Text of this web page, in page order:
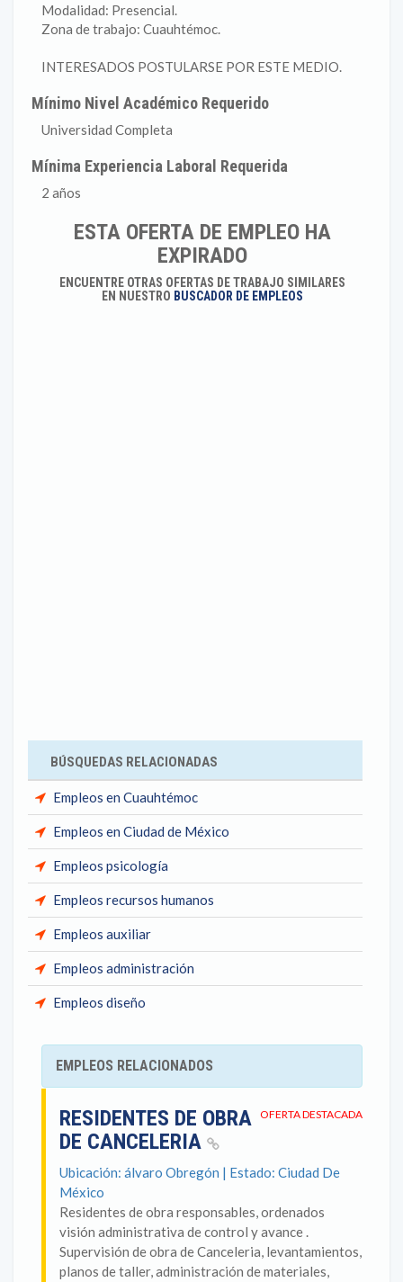
Modalidad: Presencial.
Zona de trabajo: Cuauhtémoc.
INTERESADOS POSTULARSE POR ESTE MEDIO.
Mínimo Nivel Académico Requerido
Universidad Completa
Mínima Experiencia Laboral Requerida
2 años
ESTA OFERTA DE EMPLEO HA
EXPIRADO
ENCUENTRE OTRAS OFERTAS DE TRABAJO SIMILARES
EN NUESTRO BUSCADOR DE EMPLEOS
BÚSQUEDAS RELACIONADAS
Empleos en Cuauhtémoc
Empleos en Ciudad de México
Empleos psicología
Empleos recursos humanos
Empleos auxiliar
Empleos administración
Empleos diseño
EMPLEOS RELACIONADOS
OFERTA DESTACADA
RESIDENTES DE OBRA
DE CANCELERIA
Ubicación: álvaro Obregón | Estado: Ciudad De
México
Residentes de obra responsables, ordenados
visión administrativa de control y avance .
Supervisión de obra de Canceleria, levantamientos,
planos de taller, administración de materiales,